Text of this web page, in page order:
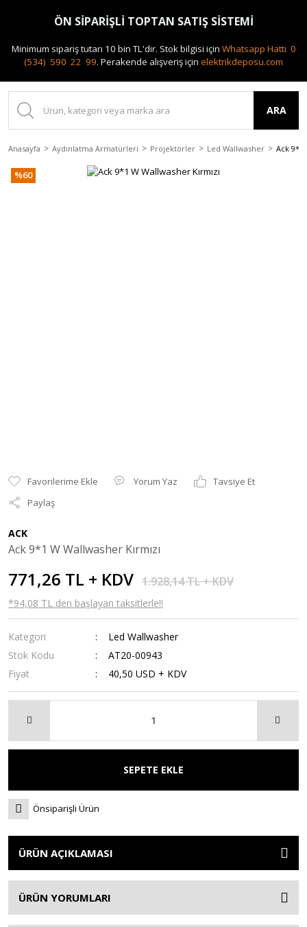
0(212) 240 87 88
ARA
Anasayfa Aydınlatma Armatürleri Projektörler Led Wallwasher Ack 9*1
%60
Yorum Yaz
Tavsiye Et
Paylaş
ACK
Ack 9*1 W Wallwasher Kırmızı
771,26 TL + KDV 1.928,14 TL + KDV
*94,08 TL den başlayan taksitlerle!!
Kategori
Led Wallwasher
Stok Kodu
AT20-00943
Fiyat
40,50 USD + KDV
SEPETE EKLE
Önsiparişli Ürün
ÜRÜN AÇIKLAMASI
ÜRÜN YORUMLARI
ÖN SİPARİŞLİ TOPTAN SATIŞ SİSTEMİ
Minimum sipariş tutarı 10 bin TL'dir. Stok bilgisi için Whatsapp Hattı 0
(534) 590 22 99. Perakende alışveriş için elektrikdeposu.com